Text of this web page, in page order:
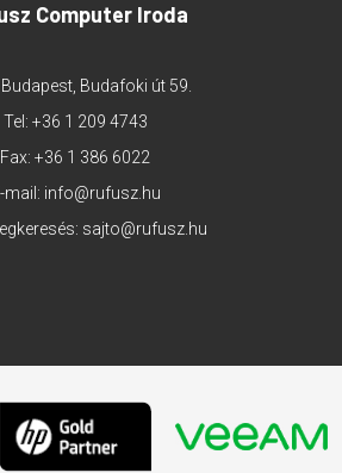
Computer Iroda
Budafoki út 59.
Tel: +36 1 209 4743
Fax: +36 1 386 6022
mail: info@rufusz.hu
sajto@rufusz.hu